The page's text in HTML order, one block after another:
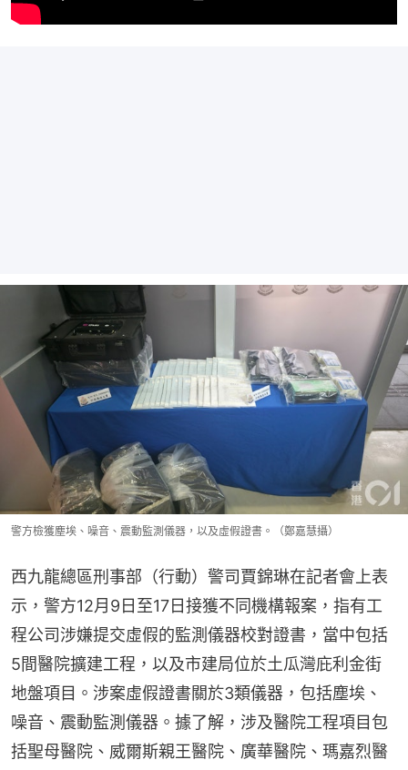
警方檢獲塵埃、噪音、震動監測儀器，以及虛假證書。（鄭嘉慧攝）
西九龍總區刑事部（行動）警司賈錦琳在記者會上表
示，警方12月9日至17日接獲不同機構報案，指有工
程公司涉嫌提交虛假的監測儀器校對證書，當中包括
5間醫院擴建工程，以及市建局位於土瓜灣庇利金街
地盤項目。涉案虛假證書關於3類儀器，包括塵埃、
噪音、震動監測儀器。據了解，涉及醫院工程項目包
括聖母醫院、威爾斯親王醫院、廣華醫院、瑪嘉烈醫